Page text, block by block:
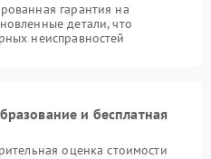
гарантия на
детали, что
неисправностей
и бесплатная
оценка стоимости